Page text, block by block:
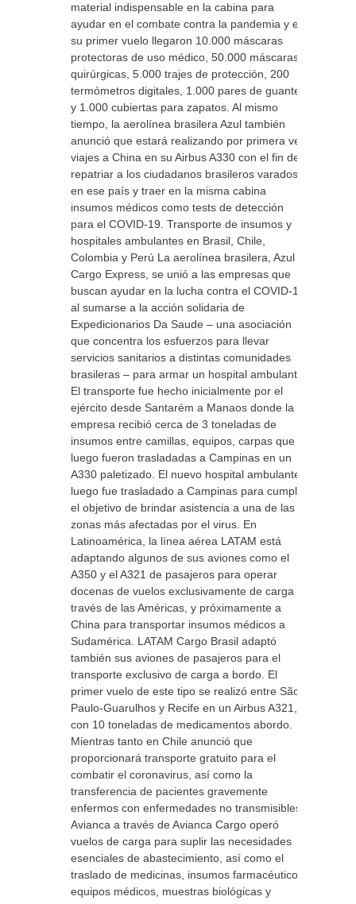
material indispensable en la cabina para
ayudar en el combate contra la pandemia y en
su primer vuelo llegaron 10.000 máscaras
protectoras de uso médico, 50.000 máscaras
quirúrgicas, 5.000 trajes de protección, 200
termómetros digitales, 1.000 pares de guantes
y 1.000 cubiertas para zapatos. Al mismo
tiempo, la aerolínea brasilera Azul también
anunció que estará realizando por primera vez
viajes a China en su Airbus A330 con el fin de
repatriar a los ciudadanos brasileros varados
en ese país y traer en la misma cabina
insumos médicos como tests de detección
para el COVID-19. Transporte de insumos y
hospitales ambulantes en Brasil, Chile,
Colombia y Perú La aerolínea brasilera, Azul
Cargo Express, se unió a las empresas que
buscan ayudar en la lucha contra el COVID-19,
al sumarse a la acción solidaria de
Expedicionarios Da Saude – una asociación
que concentra los esfuerzos para llevar
servicios sanitarios a distintas comunidades
brasileras – para armar un hospital ambulante.
El transporte fue hecho inicialmente por el
ejército desde Santarém a Manaos donde la
empresa recibió cerca de 3 toneladas de
insumos entre camillas, equipos, carpas que
luego fueron trasladadas a Campinas en un
A330 paletizado. El nuevo hospital ambulante,
luego fue trasladado a Campinas para cumplir
el objetivo de brindar asistencia a una de las
zonas más afectadas por el virus. En
Latinoamérica, la línea aérea LATAM está
adaptando algunos de sus aviones como el
A350 y el A321 de pasajeros para operar
docenas de vuelos exclusivamente de carga a
través de las Américas, y próximamente a
China para transportar insumos médicos a
Sudamérica. LATAM Cargo Brasil adaptó
también sus aviones de pasajeros para el
transporte exclusivo de carga a bordo. El
primer vuelo de este tipo se realizó entre São
Paulo-Guarulhos y Recife en un Airbus A321,
con 10 toneladas de medicamentos abordo.
Mientras tanto en Chile anunció que
proporcionará transporte gratuito para el
combatir el coronavirus, así como la
transferencia de pacientes gravemente
enfermos con enfermedades no transmisibles.
Avianca a través de Avianca Cargo operó
vuelos de carga para suplir las necesidades
esenciales de abastecimiento, así como el
traslado de medicinas, insumos farmacéuticos,
equipos médicos, muestras biológicas y